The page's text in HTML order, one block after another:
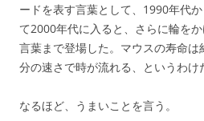
ードを表す言葉として、1990年代
て2000年代に入ると、さらに輪を
言葉まで登場した。マウスの寿命
分の速さで時が流れる、というわけ
なるほど、うまいことを言う。